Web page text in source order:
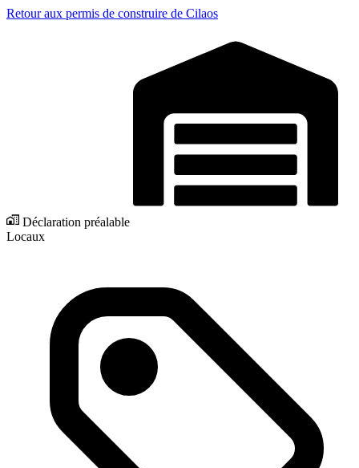
Retour aux permis de construire de Cilaos
Déclaration préalable
Locaux